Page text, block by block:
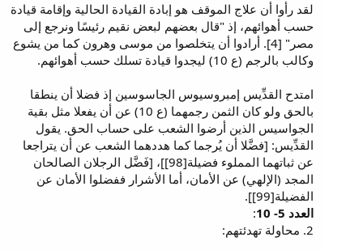
لقد رأوا أن علاج الموقف هو إبادة القيادة الحالية وإقامة قيادة
حسب أهوائهم، إذ "قال بعضهم لبعض نقيم رئيسًا ونرجع إلى
مصر" [4]. أرادوا أن يتخلصوا من موسى وهرون كما من يشوع
وكالب بالرجم (ع 10) ليجدوا قيادة تسلك حسب أهوائهم.
امتدح القدِّيس إمبروسيوس الجاسوسين إذ فضلا أن ينطقا
بالحق ولو كان الثمن رجمهما (ع 10) عن أن يفعلا مثل بقية
الجواسيس الذين أرضوا الشعب على حساب الحق. يقول
القدِّيس: [فضَّلا أن يُرجما كما هددهما الشعب عن أن يتراجعا
عن ثباتهما المملوء فضيلة[98]]، [فَضَّل الرجلان الصالحان
المجد (الإلهي) عن الأمان، أما الأشرار ففضلوا الأمان عن
الفضيلة[99]].
العدد 5- 10
:
2. محاولة تهدئتهم: